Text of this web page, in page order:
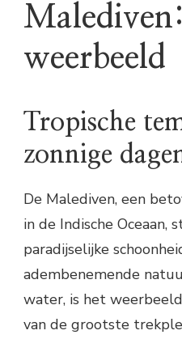
weerbeeld
Tropische
zonnige
De Malediven, een
in de Indische Oceaan,
paradijselijke
adembenemende
water, is het
van de grootste